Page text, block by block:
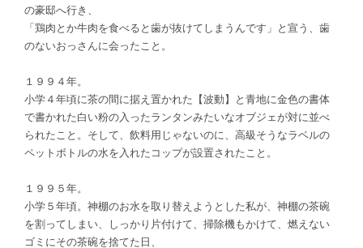
の豪邸へ行き、
「鶏肉とか牛肉を食べると歯が抜けてしまうんです」と宣う、歯
のないおっさんに会ったこと。
１９９４年。
小学４年頃に茶の間に据え置かれた【波動】と青地に金色の書体
で書かれた白い粉の入ったランタンみたいなオブジェが対に並べ
られたこと。そして、飲料用じゃないのに、高級そうなラベルの
ペットボトルの水を入れたコップが設置されたこと。
１９９５年。
小学５年頃。 神棚のお水を取り替えようとした私が、神棚の茶碗
を割ってしまい、しっかり片付けて、掃除機もかけて、燃えない
ゴミにその茶碗を捨てた日、